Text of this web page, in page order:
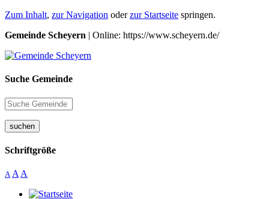
Zum Inhalt, zur Navigation oderzur Startseite springen.
Gemeinde Scheyern | Online: https://www.scheyern.de/
Suche Gemeinde
suchen
Schriftgröße
A A A